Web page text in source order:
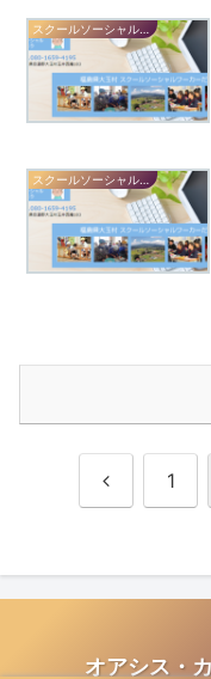
前 1
オアシス・